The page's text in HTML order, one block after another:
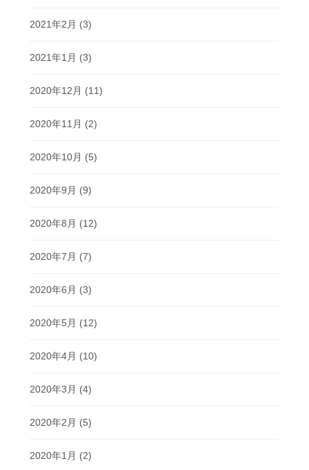
2021年2月 (3)
2021年1月 (3)
2020年12月 (11)
2020年11月 (2)
2020年10月 (5)
2020年9月 (9)
2020年8月 (12)
2020年7月 (7)
2020年6月 (3)
2020年5月 (12)
2020年4月 (10)
2020年3月 (4)
2020年2月 (5)
2020年1月 (2)